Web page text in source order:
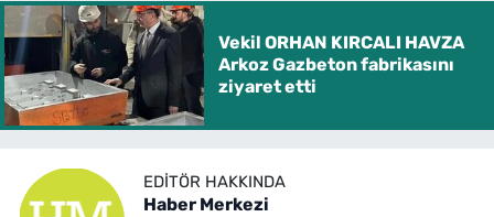
Vekil ORHAN KIRCALI HAVZA
Arkoz Gazbeton fabrikasını
ziyaret etti
EDITÖR HAKKINDA
Haber Merkezi